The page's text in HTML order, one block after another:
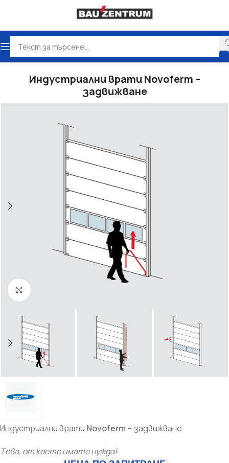
и логистични врати Индустриални секционни врати
Индустриални врати Novoferm –
задвижване
Увеличи
Индустриални врати Novoferm – задвижване
Tова, от което имате нужда!